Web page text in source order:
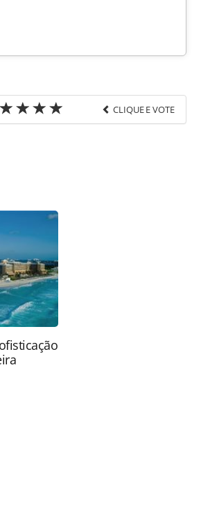
CLIQUE E VOTE
2011/12/serhs-hotels-deve-
oferecidas na página.
é protegido pela legislação
sem autorização da